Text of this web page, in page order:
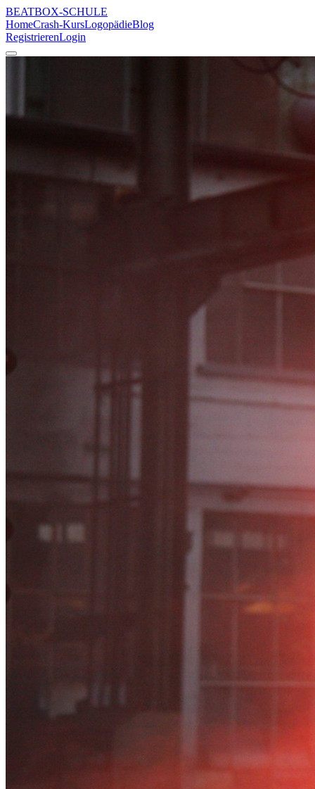
BEATBOX-SCHULE
HomeCrash-KursLogopädieBlog
RegistrierenLogin